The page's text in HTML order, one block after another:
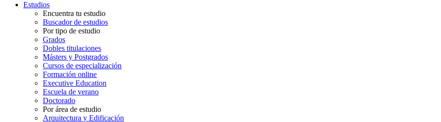
Estudios
Encuentra tu estudio
Buscador de estudios
Por tipo de estudio
Grados
Dobles titulaciones
Másters y Postgrados
Cursos de especialización
Formación online
Executive Education
Escuela de verano
Doctorado
Por área de estudio
Arquitectura y Edificación